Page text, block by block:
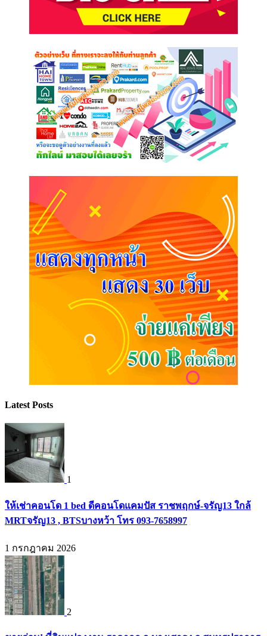
Latest Posts
1
ให้เช่าคอนโด 1 bed ดีคอนโดแคมปัส ราชพฤกษ์-จรัญ13 ใกล้
MRTจรัญ13 , BTSบางหว้า โทร 093-7658997
1 กรกฎาคม 2026
2